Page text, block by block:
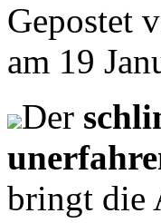
Gepostet
am 19
Der
bringt die